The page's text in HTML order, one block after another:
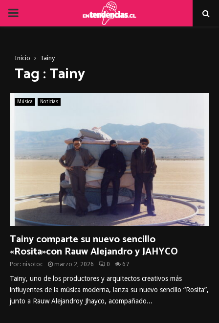
PRIMARY
Inicio Tainy
Tag : Tainy
Música Noticias
Tainy comparte su nuevo sencillo
«Rosita»con Rauw Alejandro y JAHYCO
Por: nisotoc marzo 2, 2026 0 67
Tainy, uno de los productores y arquitectos creativos más
influyentes de la música moderna, lanza su nuevo sencillo “Rosita”,
junto a Rauw Alejandroy Jhayco, acompañado...